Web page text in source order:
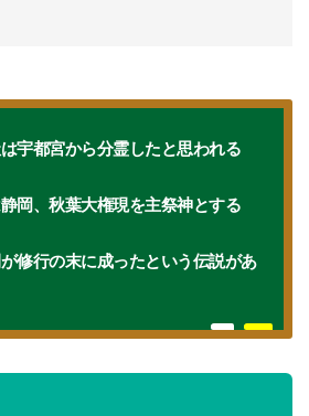
宇都宮から分霊したと思われる
岡、秋葉大権現を主祭神とする
修行の末に成ったという伝説があ